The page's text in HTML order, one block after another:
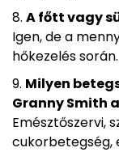
A főtt vagy
Igen, de a
hőkezelés során.
Milyen
Granny Smith
Emésztőszervi,
cukorbetegség,